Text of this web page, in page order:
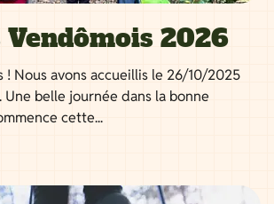
2026
! Nous avons accueillis le 26/10/2025
belle journée dans la bonne
cette...